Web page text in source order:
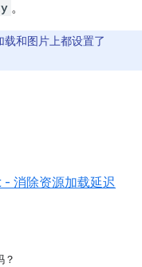
。
载和图片上都设置了
消除资源加载延迟
？